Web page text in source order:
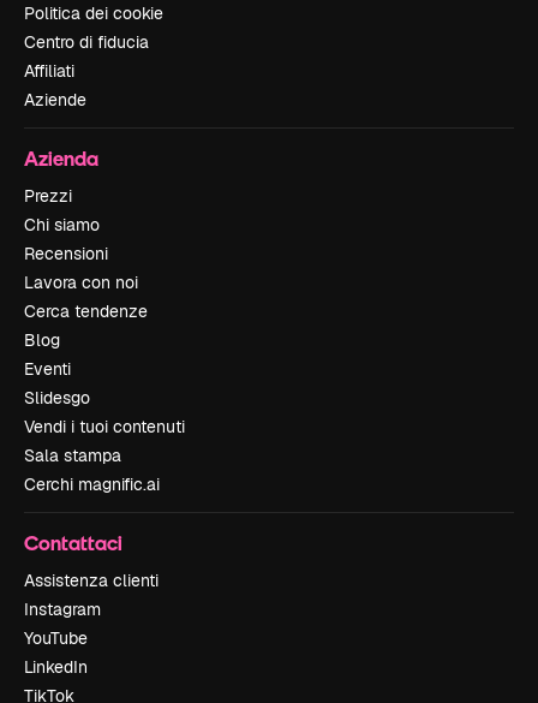
Politica dei cookie
Centro di fiducia
Affiliati
Aziende
Azienda
Prezzi
Chi siamo
Recensioni
Lavora con noi
Cerca tendenze
Blog
Eventi
Slidesgo
Vendi i tuoi contenuti
Sala stampa
Cerchi magnific.ai
Contattaci
Assistenza clienti
Instagram
YouTube
LinkedIn
TikTok